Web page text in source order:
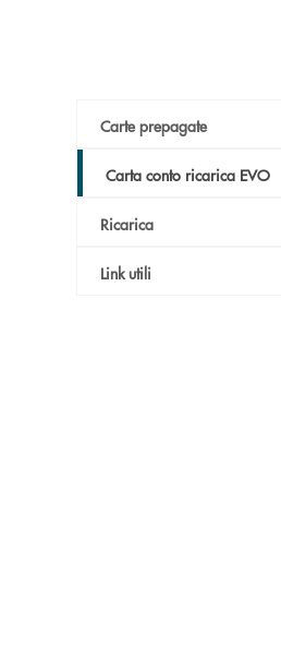
Carte prepagate
Carta conto ricarica EVO
Ricarica
Link utili